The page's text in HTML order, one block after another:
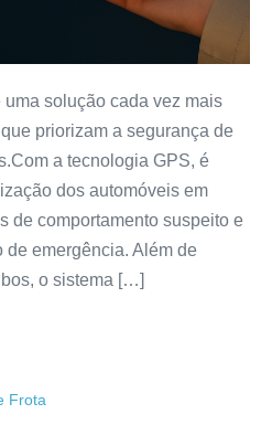
solução cada vez mais
priorizam a segurança de
a tecnologia GPS, é
dos automóveis em
de comportamento suspeito e
de emergência. Além de
o sistema […]
Frota